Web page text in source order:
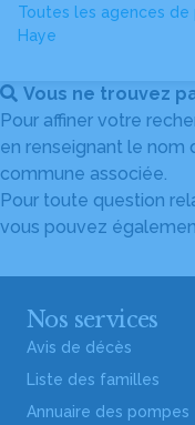
Toutes les agences
Haye
Vous ne trouvez
Pour affiner votre
en renseignant le nom
commune associée.
Pour toute question
vous pouvez
Nos services
Avis de décès
Liste des familles
Annuaire des pompes